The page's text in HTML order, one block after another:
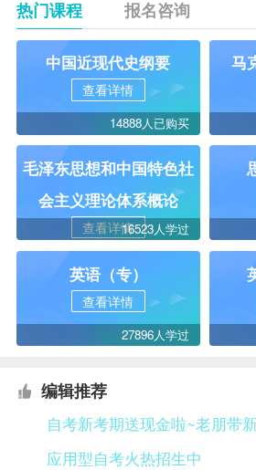
热门课程 报名咨询
中国近现代史纲要
查看详情
14888人已购买
马
毛泽东思想和中国特色社
会主义理论体系概论
查看详情16523人学过
英语（专）
查看详情
27896人学过
编辑推荐
自考新考期送现金啦~老朋带
应用型自考火热招生中